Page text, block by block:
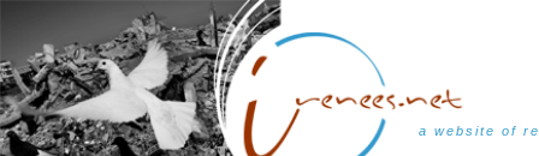
a website of